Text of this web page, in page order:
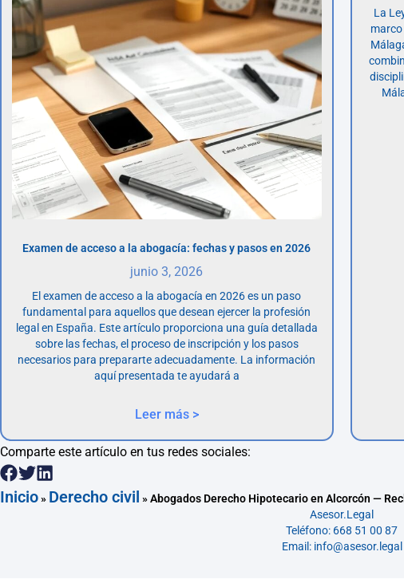
Examen de acceso a la abogacía: fechas y pasos en 2026
junio 3, 2026
El examen de acceso a la abogacía en 2026 es un paso
fundamental para aquellos que desean ejercer la profesión
legal en España. Este artículo proporciona una guía detallada
sobre las fechas, el proceso de inscripción y los pasos
necesarios para prepararte adecuadamente. La información
aquí presentada te ayudará a
Leer más >
La
Comparte este artículo en tus redes sociales:
Inicio» Derecho civil »Abogados Derecho Hipotecario en Alcorcón —
Asesor.Legal
Teléfono: 668 51 00 87
Email: info@asesor.legal